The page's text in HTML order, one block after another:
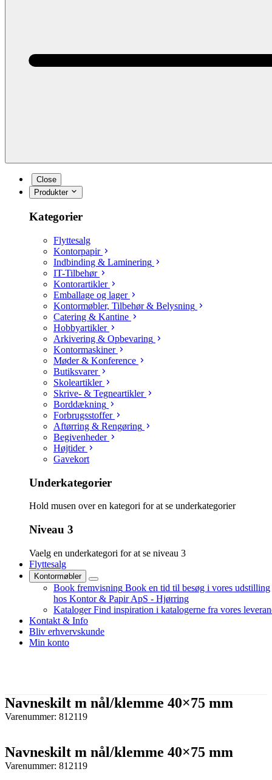
Close
Produkter
Kategorier
Flyttesalg
Kontorpapir
Indbinding & Laminering
IT-Tilbehør
Kontorartikler
Emballage og lager
Kontormøbler, Tilbehør & Belysning
Catering & Kantine
Hobbyartikler
Arkivering & Opbevaring
Kontormaskiner
Møder & Konference
Butiksvarer
Skoleartikler
Skrive- & Tegneartikler
Borddækning
Forbrugsstoffer
Aftørring & Rengøring
Begivenheder
Højtider
Gavekort
Underkategorier
Hold musen over en kategori for at se underkategorier
Niveau 3
Vaelg en underkategori for at se niveau 3
Flyttesalg
Kontormøbler
Book fremvisning Book en tid til besøg i vores udstilling
hos Kontor & Papir ApS - Hjørring
Kataloger Find inspiration i katalogerne fra vores
Kontakt & Info
Bliv erhvervskunde
Min konto
Navneskilt m nål/klemme 40×75 mm
Varenummer: 812119
Navneskilt m nål/klemme 40×75 mm
Varenummer: 812119